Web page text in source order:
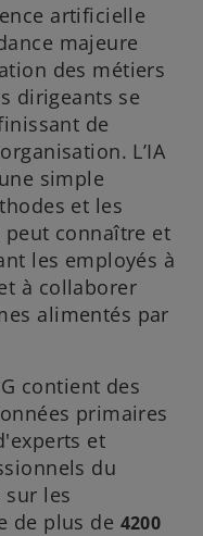
artificielle
majeure
des métiers
dirigeants se
de
L’IA
simple
et les
peut connaître et
les employés à
à collaborer
alimentés par
contient des
primaires
et
du
sur les
de plus de 4200
s
’
o
u
v
r